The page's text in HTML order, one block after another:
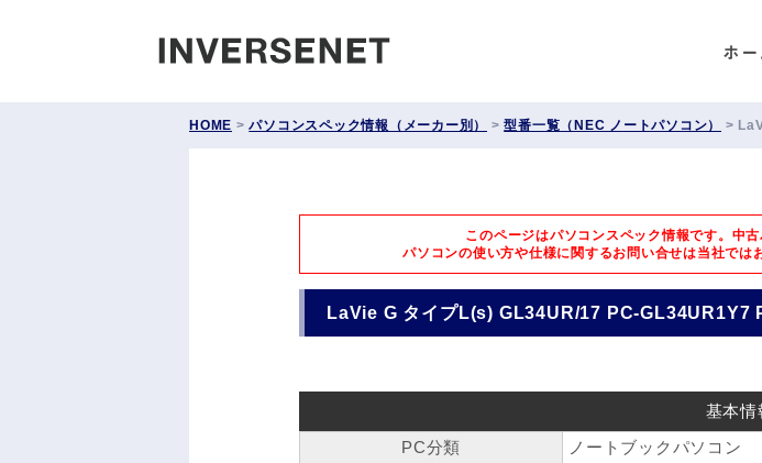
HOME >パソコンスペック情報（メーカー別） >型番一覧（NEC ノートパソコン） >
このページはパソコンスペック情報です。中
パソコンの使い方や仕様に関するお問い合せは当社では
LaVie G タイプL(s) GL34UR/17 PC-GL34UR1Y7
基本情
PC分類
ノートブックパソコン